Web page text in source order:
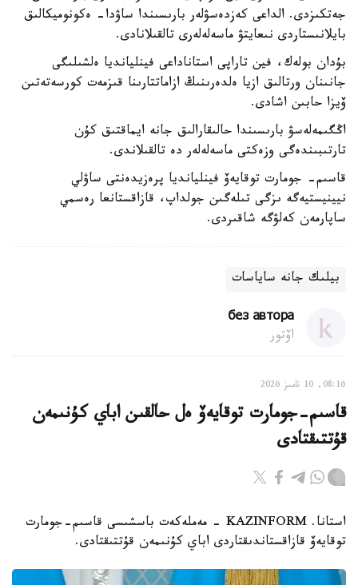
جەتكىزدى. الداعى كەزدەسۋلەر بارىسىندا ساۋدا- ەكونوميكالىق
بايلانىستاردى نىعايتۋ ماسەلەلەرى تالقىلانادى.
بۇدان بولەك، فين تاراپى استاناداعى فينليانديا ەلشىلىگى
جانىنان ورتالىق ازيا ەلدەرىنىڭ ازاماتتارىنا قىزمەت كورسەتەتىن
ۆيزا حابىن اشادى.
اڭگىمەلەسۋ بارىسىندا حالىقارالىق جانە ايماقتىق كۇن
تارتىبىندەگى وزەكتى ماسەلەلەر دە تالقىلاندى.
قاسىم- جومارت توقايەۆ فينليانديا پرەزيدەنتى ساۋلي
نيينيستيەگە ىزگى تىلەگىن جولداپ، قازاقستانعا رەسمي
ساپارمەن كەلۋگە شاقىردى.
بيلىك جانە ساياسات
без автора
اۆتور
08:16, 10 تامىز 2026
قاسىم-جومارت توقايەۆ ەل حالقىن اباي كۇنىمەن
قۇتتىقتادى
استانا. KAZINFORM - مەملەكەت باسشىسى قاسىم-جومارت
توقايەۆ قازاقستاندىقتاردى اباي كۇنىمەن قۇتتىقتادى.